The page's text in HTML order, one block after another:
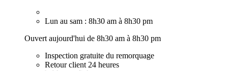
Lun au sam : 8h30 am à 8h30 pm
Ouvert aujourd'hui de 8h30 am à 8h30 pm
Inspection gratuite du remorquage
Retour client 24 heures